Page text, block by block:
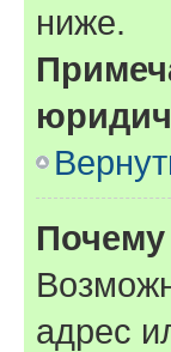
ниже.
Почему
адрес